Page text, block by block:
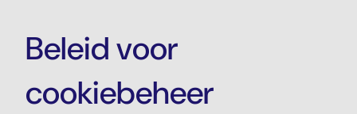
Beleid voor
cookiebeheer